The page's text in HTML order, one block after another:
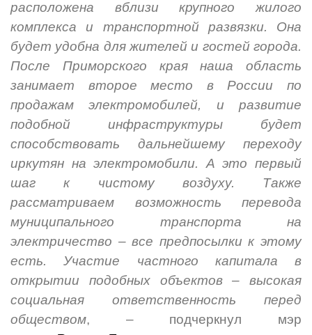
расположена вблизи крупного жилого
комплекса и транспортной развязки. Она
будет удобна для жителей и гостей города.
После Приморского края наша область
занимает второе место в России по
продажам электромобилей, и развитие
подобной инфраструктуры будет
способствовать дальнейшему переходу
иркутян на электромобили. А это первый
шаг к чистому воздуху. Также
рассматриваем возможность перевода
муниципального транспорта на
электричество – все предпосылки к этому
есть. Участие частного капитала в
открытии подобных объектов – высокая
социальная ответственность перед
обществом, – подчеркнул мэр